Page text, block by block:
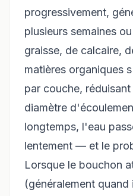
progressivement,
plusieurs semaines
graisse, de calcaire,
matières organiques
par couche,
diamètre
longtemps, l'eau
lentement — et le
Lorsque le bouchon
(généralement